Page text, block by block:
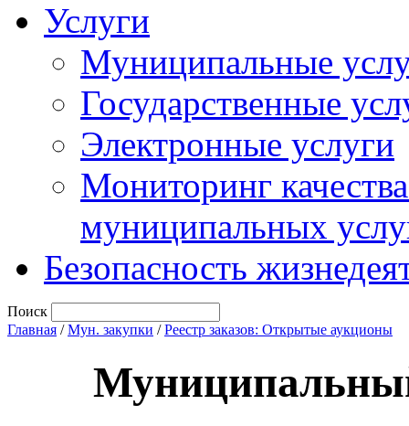
Услуги
Муниципальные
Государственные
Электронные услуги
Мониторинг
муниципальных
Безопасность
Поиск
Главная /Мун. закупки /Реестр заказов: Открытые аукционы